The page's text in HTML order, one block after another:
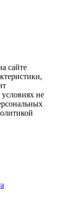
сайте
не